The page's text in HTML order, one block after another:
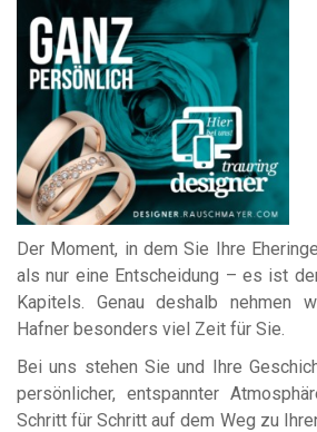
Der Moment, in dem Sie Ihre Eheringe
als nur eine Entscheidung – es ist
Kapitels. Genau deshalb nehmen
Hafner besonders viel Zeit für Sie.
Bei uns stehen Sie und Ihre
persönlicher, entspannter
Schritt für Schritt auf dem Weg zu